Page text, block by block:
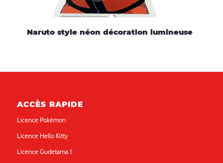
Naruto style néon décoration lumineuse
ACCÈS RAPIDE
Licence Pokémon
Licence Hello Kitty
Licence Gudetama 1